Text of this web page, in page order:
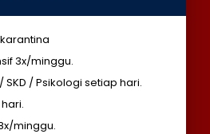
3x/minggu.
/ Psikologi setiap hari.
minggu.